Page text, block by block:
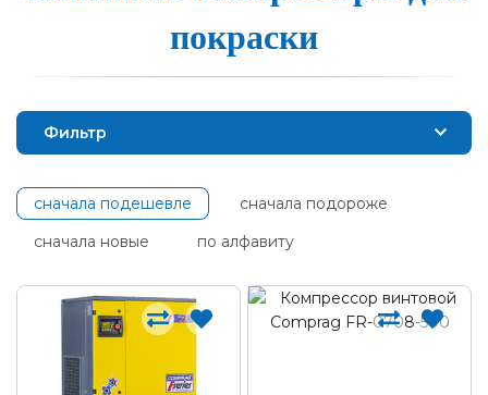
пок­раски
Фильтр
сначала подешевле
сначала подороже
сначала новые
по алфавиту